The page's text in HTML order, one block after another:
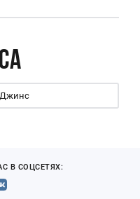
Джинс
В СОЦСЕТЯХ: